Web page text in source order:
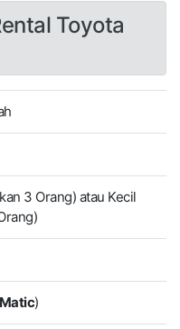
Toyota
3 Orang) atau Kecil
)